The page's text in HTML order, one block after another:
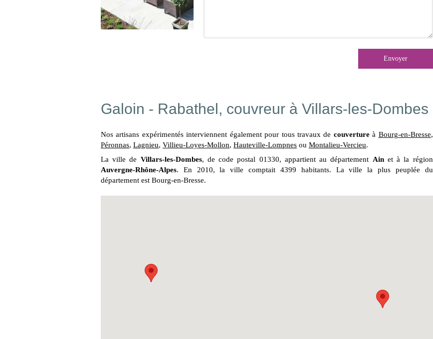
Envoyer
Galoin - Rabathel, couvreur à Villars-les-Dombes
Nos artisans expérimentés interviennent également pour tous travaux de couvertureà Bourg-en-Bresse,
Péronnas, Lagnieu, Villieu-Loyes-Mollon, Hauteville-Lompnes ou Montalieu-Vercieu.
La ville de Villars-les-Dombes, de code postal 01330, appartient au département Ainet à la région
Auvergne-Rhône-Alpes. En 2010, la ville comptait 4399 habitants. La ville la plus peuplée du
département est Bourg-en-Bresse.